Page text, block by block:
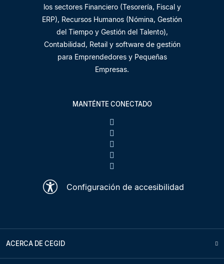
los sectores Financiero (Tesorería, Fiscal y
ERP), Recursos Humanos (Nómina, Gestión
del Tiempo y Gestión del Talento),
Contabilidad, Retail y software de gestión
para Emprendedores y Pequeñas
Empresas.
MANTÉNTE CONECTADO
Configuración de accesibilidad
ACERCA DE CEGID